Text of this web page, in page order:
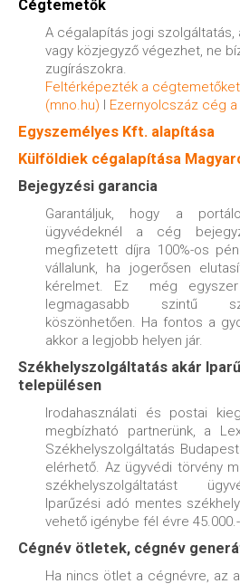
Cégtemetők
A cégalapítás jogi szolgáltatás,
vagy közjegyző végezhet, ne
zugírászokra.
Feltérképezték a cégtemetőket
(mno.hu) I Ezernyolcszáz cég
Egyszemélyes Kft. alapítása
Külföldiek cégalapítása
Bejegyzési garancia
Garantáljuk, hogy a
ügyvédeknél a cég
megfizetett díjra 100%-os
vállalunk, ha jogerősen
kérelmet. Ez
még
legmagasabb szintű
köszönhetően. Ha fontos a
akkor a legjobb helyen jár.
Székhelyszolgáltatás akár
településen
Irodahasználati és postai
megbízható partnerünk, a
Székhelyszolgáltatás
elérhető. Az ügyvédi törvény
székhelyszolgáltatást
Iparűzési adó mentes
vehető igénybe fél évre
Cégnév ötletek, cégnév
Ha nincs ötlet a cégnévre, az